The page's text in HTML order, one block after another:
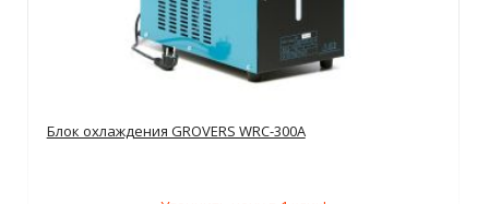
Блок охлаждения GROVERS WRC-300A